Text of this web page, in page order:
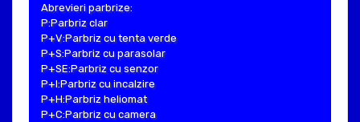
Abrevieri parbrize:
P:Parbriz clar
P+V:Parbriz cu tenta verde
P+S:Parbriz cu parasolar
P+SE:Parbriz cu senzor
P+I:Parbriz cu incalzire
P+H:Parbriz heliomat
P+C:Parbriz cu camera